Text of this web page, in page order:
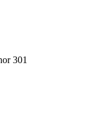
301